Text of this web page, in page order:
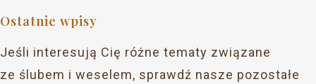
Ostatnie wpisy
Jeśli interesują Cię różne tematy związane
ze ślubem i weselem, sprawdź nasze pozostałe